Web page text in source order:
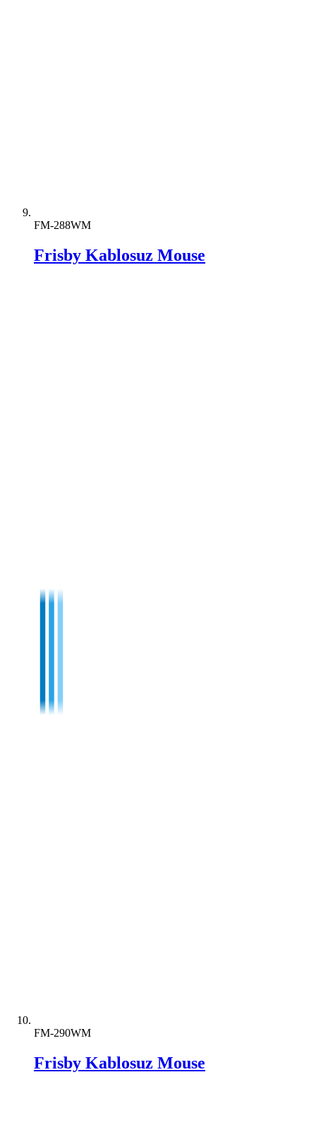
FM-288WM
Frisby Kablosuz Mouse
FM-290WM
Frisby Kablosuz Mouse